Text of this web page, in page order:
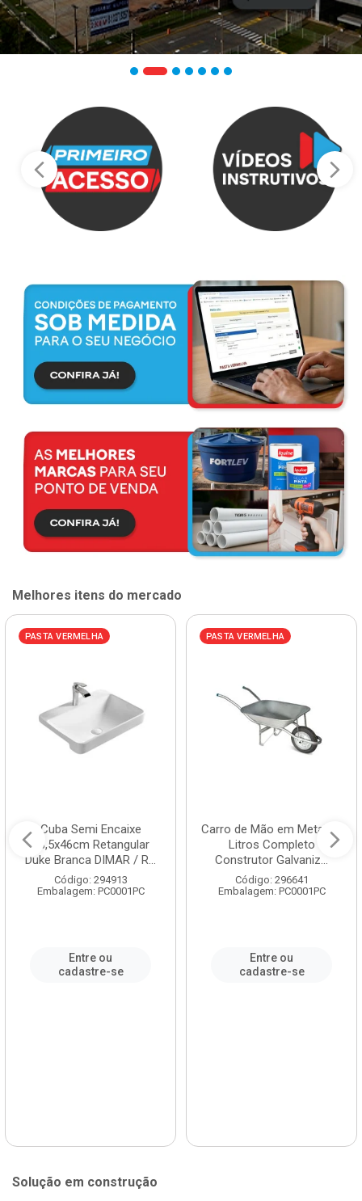
Melhores itens do mercado
PASTA VERMELHA
Cuba Semi Encaixe
58,5x46cm Retangular
Duke Branca DIMAR / R...
Código: 294913
Embalagem: PC0001PC
Entre ou
cadastre-se
PASTA VERMELHA
Carro de Mão em Metal 60
Litros Completo
Construtor Galvaniz...
Código: 296641
Embalagem: PC0001PC
Entre ou
cadastre-se
Solução em construção